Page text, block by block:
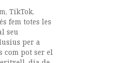
TikTok,
fem totes les
seu
per a
com pot ser el